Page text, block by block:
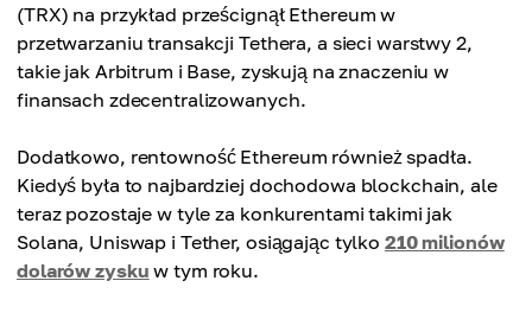
(TRX) na przykład prześcignął Ethereum w
przetwarzaniu transakcji Tethera, a sieci warstwy 2,
takie jak Arbitrum i Base, zyskują na znaczeniu w
finansach zdecentralizowanych.
Dodatkowo, rentowność Ethereum również spadła.
Kiedyś była to najbardziej dochodowa blockchain, ale
teraz pozostaje w tyle za konkurentami takimi jak
Solana, Uniswap i Tether, osiągając tylko 210 milionów
dolarów zysku w tym roku.